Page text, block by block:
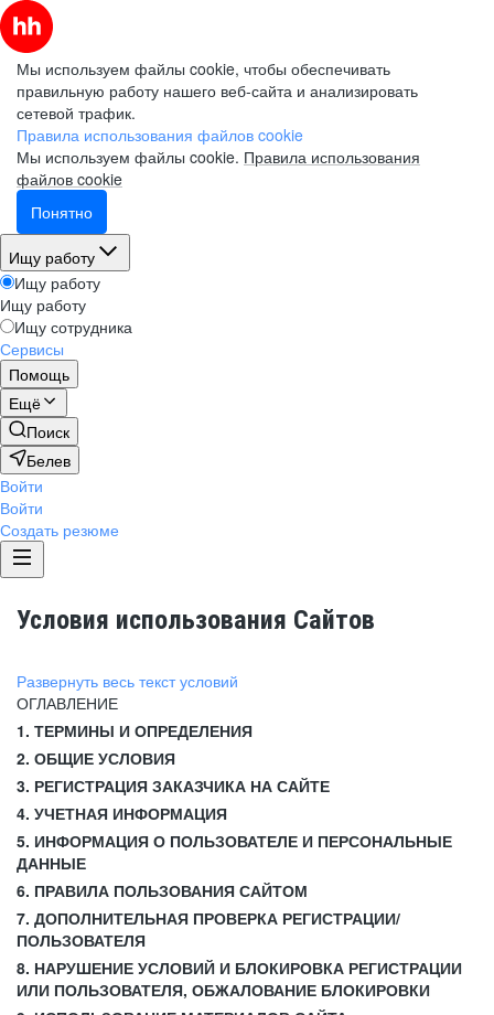
Мы используем файлы cookie, чтобы обеспечивать
правильную работу нашего веб-сайта и анализировать
сетевой трафик.
Правила использования файлов cookie
Мы используем файлы cookie. Правила использования
файлов cookie
Понятно
Ищу работу
Ищу работу
Ищу работу
Ищу сотрудника
Сервисы
Помощь
Ещё
Поиск
Белев
Войти
Войти
Создать резюме
Условия использования Сайтов
Развернуть весь текст условий
ОГЛАВЛЕНИЕ
1. ТЕРМИНЫ И ОПРЕДЕЛЕНИЯ
2. ОБЩИЕ УСЛОВИЯ
3. РЕГИСТРАЦИЯ ЗАКАЗЧИКА НА САЙТЕ
4. УЧЕТНАЯ ИНФОРМАЦИЯ
5. ИНФОРМАЦИЯ О ПОЛЬЗОВАТЕЛЕ И ПЕРСОНАЛЬНЫЕ
ДАННЫЕ
6. ПРАВИЛА ПОЛЬЗОВАНИЯ САЙТОМ
7. ДОПОЛНИТЕЛЬНАЯ ПРОВЕРКА РЕГИСТРАЦИИ/
ПОЛЬЗОВАТЕЛЯ
8. НАРУШЕНИЕ УСЛОВИЙ И БЛОКИРОВКА РЕГИСТРАЦИИ
ИЛИ ПОЛЬЗОВАТЕЛЯ, ОБЖАЛОВАНИЕ БЛОКИРОВКИ